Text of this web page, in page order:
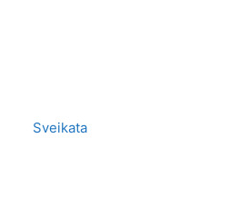
Sveikata